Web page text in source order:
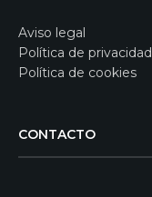
Aviso legal
Política de privacidad
Política de cookies
CONTACTO